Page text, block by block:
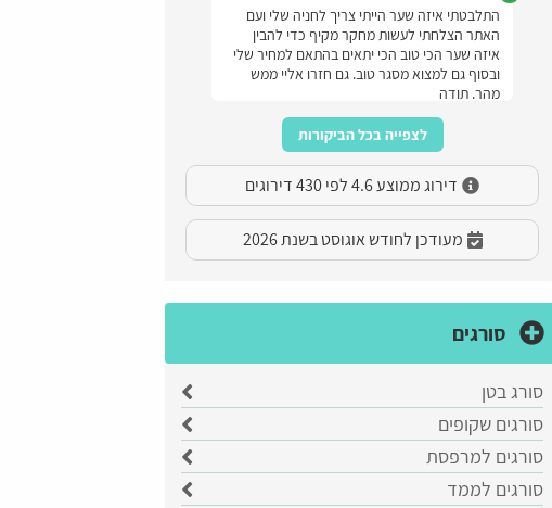
התלבטתי איזה שער הייתי צריך לחניה שלי ועם
האתר הצלחתי לעשות מחקר מקיף כדי להבין
איזה שער הכי טוב הכי יתאים בהתאם למחיר שלי
ובסוף גם למצוא מסגר טוב. גם חזרו אליי ממש
מהר. תודה
לצפייה בכל הביקורות
דירוג ממוצע 4.6 לפי 430 דירוגים
מעודכן לחודש אוגוסט בשנת 2026
סורגים
סורג בטן
סורגים שקופים
סורגים למרפסת
סורגים לממד